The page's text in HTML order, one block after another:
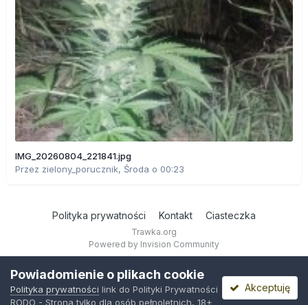
IMG_20260804_221841.jpg
Przez zielony_porucznik, Środa o 00:23
Polityka prywatności Kontakt Ciasteczka
Trawka.org
Powered by Invision Community
Powiadomienie o plikach cookie
Polityka prywatności link do Polityki Prywatności
RODO - Strona tylko dla osób pełnoletnich, 18+
Akceptuję